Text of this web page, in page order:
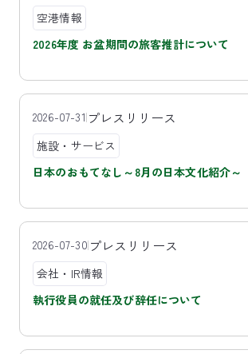
空港情報
2026年度 お盆期間の旅客推計について
2026-07-31プレスリリース
施設・サービス
日本のおもてなし～8月の日本文化紹介～
2026-07-30プレスリリース
会社・IR情報
執行役員の就任及び辞任について